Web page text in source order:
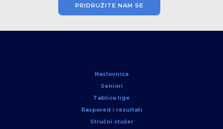
PRIDRUŽITE NAM SE
Naslovnica
Seniori
Tablica lige
Raspored i rezultati
Stručni stožer